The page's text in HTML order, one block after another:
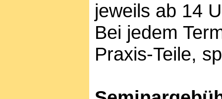
jeweils ab 14
Bei jedem
Praxis-Teile,